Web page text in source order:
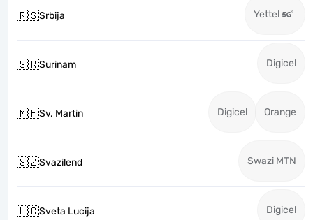
🇷🇸Srbija Yettel
🇸🇷Surinam Digicel
🇲🇫Sv. Martin Digicel Orange
🇸🇿Svazilend Swazi MTN
🇱🇨Sveta Lucija Digicel